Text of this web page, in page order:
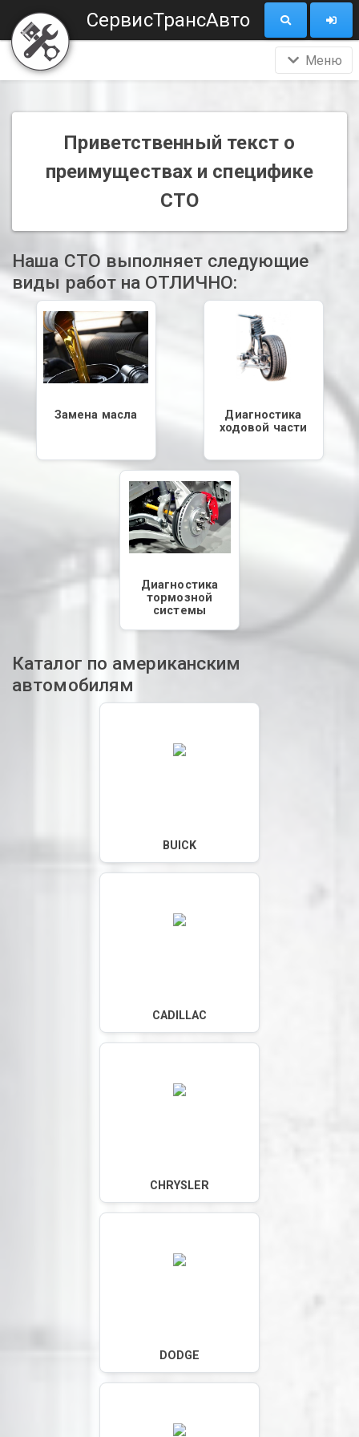
СервисТрансАвто
Меню
Приветственный текст о
преимуществах и специфике
СТО
Наша СТО выполняет следующие
виды работ на ОТЛИЧНО:
Замена масла
Диагностика
ходовой части
Диагностика
тормозной
системы
Каталог по американским
автомобилям
BUICK
CADILLAC
CHRYSLER
DODGE